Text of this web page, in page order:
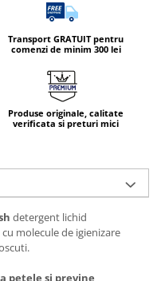
Transport GRATUIT pentru
comenzi de minim 300 lei
Produse originale, calitate
verificata si preturi mici
detergent lichid
molecule de igienizare
petele si previne